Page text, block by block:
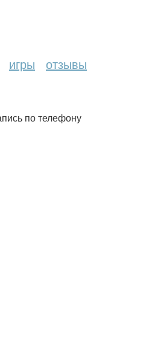
игры отзывы
по телефону